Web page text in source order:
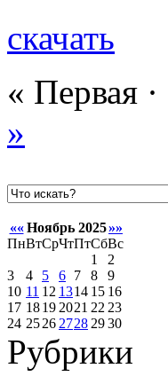
скачать
« Первая ·
»
«« Ноябрь 2025»»
ПнВтСрЧтПтСбВс
1
2
3
4 5 6 7 8
9
10 11 12 1314 15 16
17 1819 2021 22 23
24 2526 2728 2930
Рубрики